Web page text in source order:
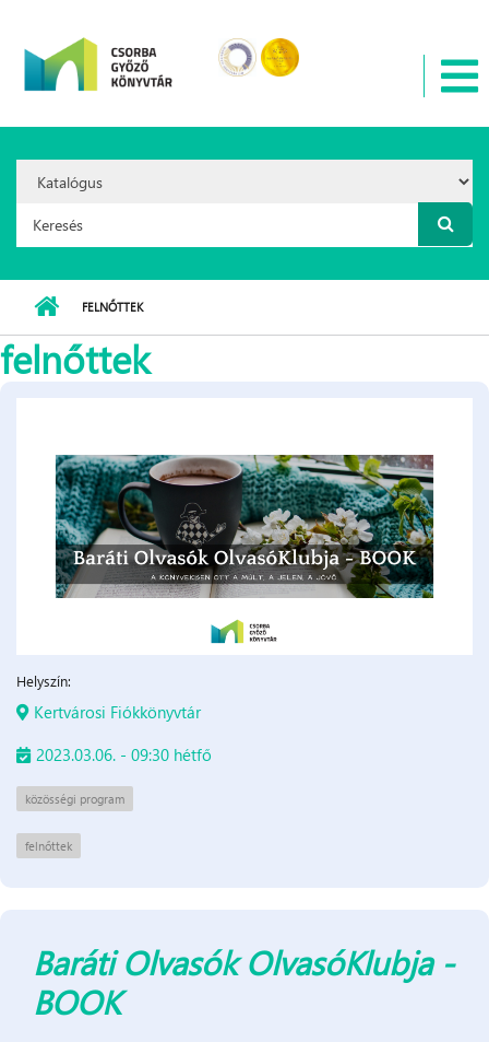
Option:
Keresés űrlap
FELNŐTTEK
felnőttek
Helyszín:
Kertvárosi Fiókkönyvtár
2023.03.06. - 09:30 hétfő
közösségi program
felnőttek
Baráti Olvasók OlvasóKlubja -
BOOK